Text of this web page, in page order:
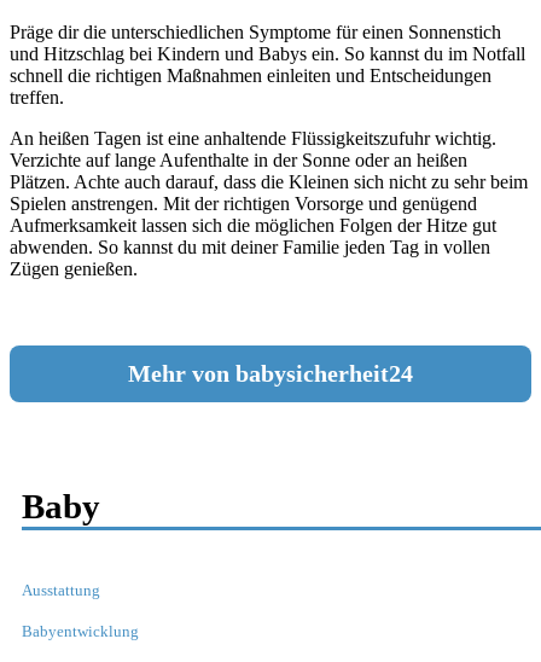
Präge dir die unterschiedlichen Symptome für einen Sonnenstich
und Hitzschlag bei Kindern und Babys ein. So kannst du im Notfall
schnell die richtigen Maßnahmen einleiten und Entscheidungen
treffen.
An heißen Tagen ist eine anhaltende Flüssigkeitszufuhr wichtig.
Verzichte auf lange Aufenthalte in der Sonne oder an heißen
Plätzen. Achte auch darauf, dass die Kleinen sich nicht zu sehr beim
Spielen anstrengen. Mit der richtigen Vorsorge und genügend
Aufmerksamkeit lassen sich die möglichen Folgen der Hitze gut
abwenden. So kannst du mit deiner Familie jeden Tag in vollen
Zügen genießen.
Mehr von babysicherheit24
Baby
Ausstattung
Babyentwicklung